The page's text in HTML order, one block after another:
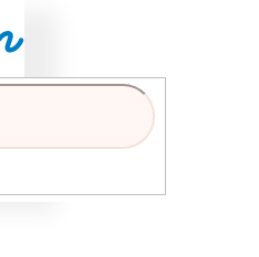
košík